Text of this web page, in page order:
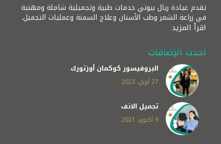
تقدم عيادة ريال بيوتي خدمات طبية وتجميلية شاملة ومهنية
في زراعة الشعر وطب الأسنان وعلاج السمنة وعمليات التجميل.
اقرأ المزيد
أحدث الإضافات
البروفيسور كوكمان أوزتورك
27 أبريل، 2023
تجميل الانف
9 أكتوبر، 2021